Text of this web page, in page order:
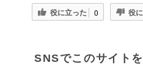
役に立った 0 役
SNSでこのサイト